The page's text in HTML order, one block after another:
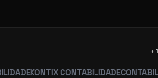
CONTABILIDADECONTABILIDADE